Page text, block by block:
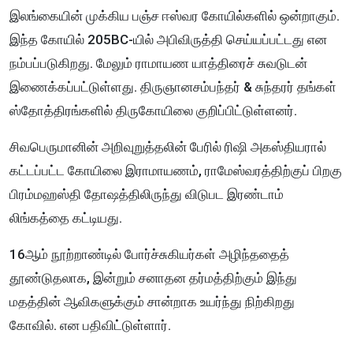
இலங்கையின் முக்கிய பஞ்ச ஈஸ்வர கோயில்களில் ஒன்றாகும்.
இந்த கோயில் 205BC-யில் அபிவிருத்தி செய்யப்பட்டது என
நம்பப்படுகிறது. மேலும் ராமாயண யாத்திரைச் சுவடுடன்
இணைக்கப்பட்டுள்ளது. திருஞானசம்பந்தர் & சுந்தரர் தங்கள்
ஸ்தோத்திரங்களில் திருகோயிலை குறிப்பிட்டுள்ளனர்.
சிவபெருமானின் அறிவுறுத்தலின் பேரில் ரிஷி அகஸ்தியரால்
கட்டப்பட்ட கோயிலை இராமாயணம், ராமேஸ்வரத்திற்குப் பிறகு
பிரம்மஹஸ்தி தோஷத்திலிருந்து விடுபட இரண்டாம்
லிங்கத்தை கட்டியது.
16ஆம் நூற்றாண்டில் போர்ச்சுகியர்கள் அழிந்ததைத்
தூண்டுதலாக, இன்றும் சனாதன தர்மத்திற்கும் இந்து
மதத்தின் ஆவிகளுக்கும் சான்றாக உயர்ந்து நிற்கிறது
கோவில். என பதிவிட்டுள்ளார்.